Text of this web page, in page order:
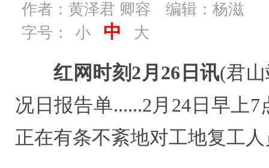
作者：黄泽君 卿容
编辑：杨滋
字号：
小 中 大
红网时刻2月26日讯(君
况日报告单......2月24日早上
正在有条不紊地对工地复工